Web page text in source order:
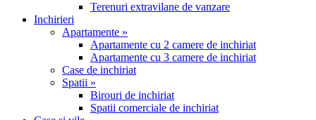
Terenuri extravilane de vanzare
Inchirieri
Apartamente »
Apartamente cu 2 camere de inchiriat
Apartamente cu 3 camere de inchiriat
Case de inchiriat
Spatii »
Birouri de inchiriat
Spatii comerciale de inchiriat